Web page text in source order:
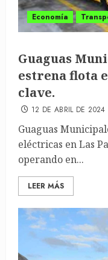
Economía
Guaguas
estrena flota
clave.
12 DE ABRIL DE 2024
Guaguas
eléctricas en Las
operando en...
LEER MÁS